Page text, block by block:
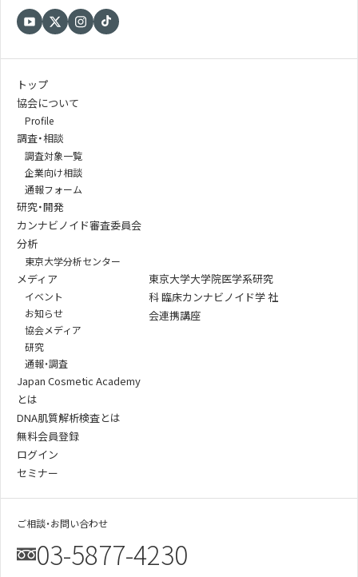
トップ
協会について
Profile
調査・相談
調査対象一覧
企業向け相談
通報フォーム
研究・開発
カンナビノイド審査委員会
分析
東京大学分析センター
メディア
イベント
お知らせ
協会メディア
研究
通報・調査
Japan Cosmetic Academy
とは
DNA肌質解析検査とは
無料会員登録
ログイン
セミナー
東京大学大学院医学系研究
科 臨床カンナビノイド学 社
会連携講座
ご相談・お問い合わせ
03-5877-4230